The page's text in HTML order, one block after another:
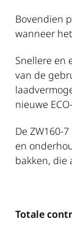
Bovendien
wanneer
Snellere en
van de
nieuwe
De ZW160-
en
bakken, die
Totale